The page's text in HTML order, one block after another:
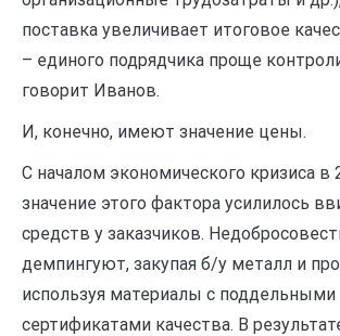
поставка увеличивает итоговое
– единого подрядчика проще
говорит Иванов.
И, конечно, имеют значение цены.
С началом экономического кризиса в
значение этого фактора усилилось
средств у заказчиков.
демпингуют, закупая б/у металл и
используя материалы с поддельными
сертификатами качества. В